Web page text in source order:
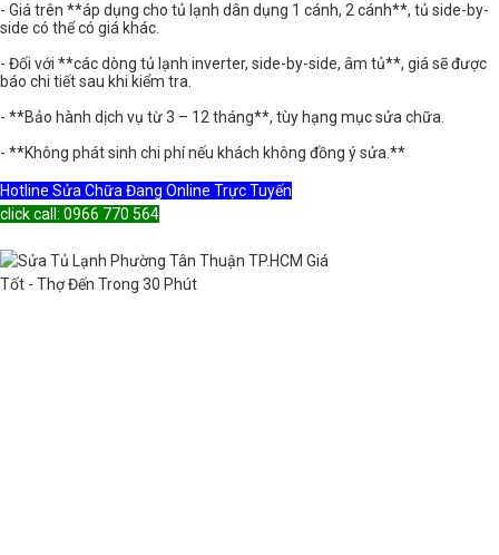
- Giá trên **áp dụng cho tủ lạnh dân dụng 1 cánh, 2 cánh**, tủ side-by-
side có thể có giá khác.
- Đối với **các dòng tủ lạnh inverter, side-by-side, âm tủ**, giá sẽ được
báo chi tiết sau khi kiểm tra.
- **Bảo hành dịch vụ từ 3 – 12 tháng**, tùy hạng mục sửa chữa.
- **Không phát sinh chi phí nếu khách không đồng ý sửa.**
Hotline Sửa Chữa Đang Online Trực Tuyến
click call: 0966 770 564